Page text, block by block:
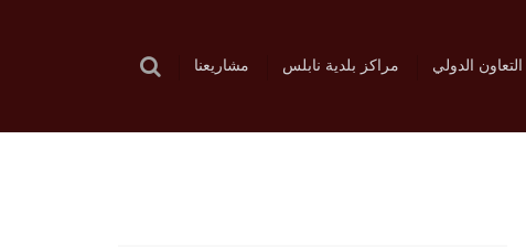
التعاون الدولي مراكز بلدية نابلس مشاريعنا